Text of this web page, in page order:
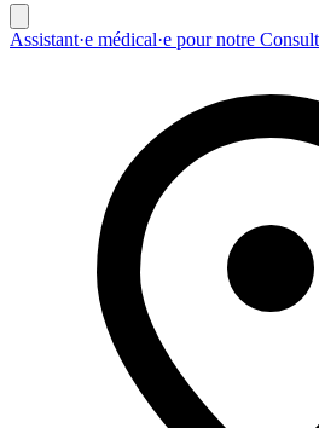
Assistant·e médical·e pour notre